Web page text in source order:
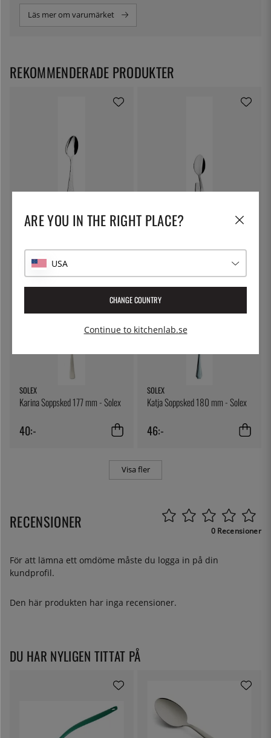
Läs mer om varumärket
Lena Dessertsked 188 mm -
52:-
Serveringssked Karina 130 mm -
46:-
SOLEX
Karina Soppsked 177 mm - Solex
40:-
SOLEX
Katja Soppsked 180 mm - Solex
46:-
Visa fler
REKOMMENDERADE PRODUKTER
RECENSIONER 0 Recensioner
För att lämna ett omdöme måste du logga in på din
kundprofil.
Den här produkten har inga recensioner.
DU HAR NYLIGEN TITTAT PÅ
ARE YOU IN THE RIGHT PLACE?
USA
CHANGE COUNTRY
Continue to kitchenlab.se